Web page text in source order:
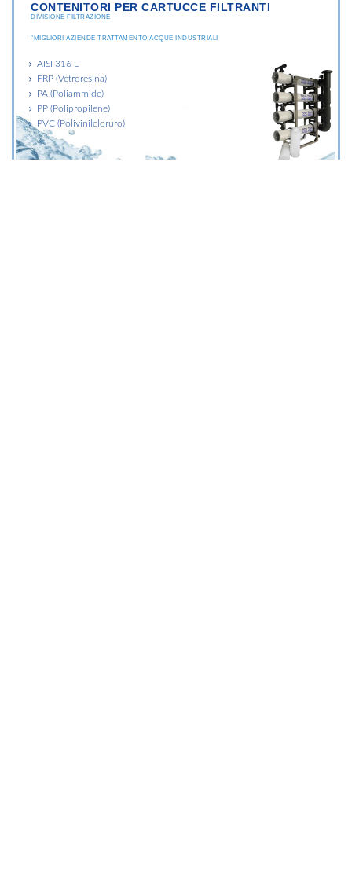
CONTENITORI PER CARTUCCE FILTRANTI
DIVISIONE FILTRAZIONE
"MIGLIORI AZIENDE TRATTAMENTO ACQUE INDUSTRIALI
AISI 316 L
FRP (Vetroresina)
PA (Poliammide)
PP (Polipropilene)
PVC (Polivinilcloruro)